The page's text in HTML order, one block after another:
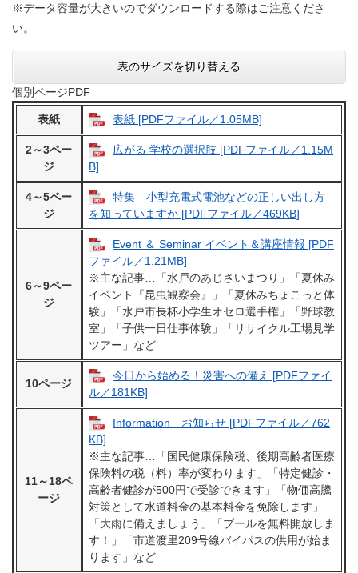
※データ容量が大きいのでダウンロードする際はご注意くださ
い。
表のサイズを切り替える
個別ページPDF
表紙 表紙 [PDFファイル／1.05MB]
2～3ペー
ジ
広がる 学校の選択肢 [PDFファイル／1.15M
B]
4～5ペー
ジ
特集 小型充電式電池などの正しい出し方
を知っていますか [PDFファイル／469KB]
6～9ペー
ジ
Event ＆ Seminar イベント＆講座情報 [PDF
ファイル／1.21MB]
​※主な記事…「水戸のあじさいまつり」「夏休み
イベント『昆虫観察会』」「夏休みちょこっと体
験」「水戸市長杯小学生オセロ選手権」「野球教
室」「子供一日仕事体験」「リサイクル工場見学
ツアー」など
10ページ
今日から始める！災害への備え [PDFファイ
ル／181KB]
11～18ペ
ージ
Information お知らせ [PDFファイル／762
KB]
※主な記事…「国民健康保険税、後期高齢者医療
保険料の税（料）率が変わります」「特定健診・
高齢者健診が500円で受診できます」「物価高騰
対策として水道料金の基本料金を免除します」
「大雨に備えましょう」「プールを無料開放しま
す！」「市道渡里209号線バイパスの供用が始ま
ります」など